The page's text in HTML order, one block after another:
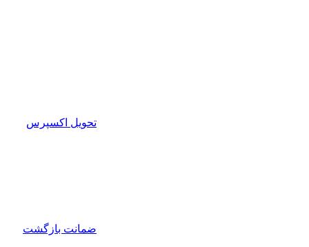
تحویل اکسپرس
ضمانت بازگشت